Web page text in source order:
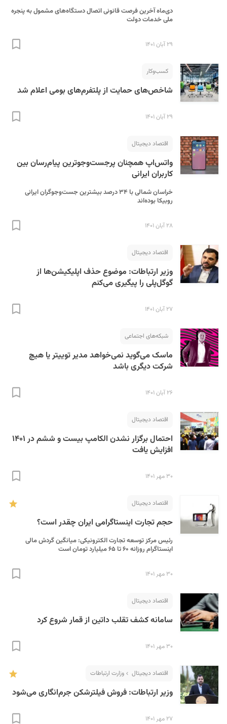
دی‌ماه آخرین فرصت قانونی اتصال دستگاه‌های مشمول به پنجره
ملی خدمات دولت
۲۹ آبان ۱۴۰۱
کسب‌و‌کار
شاخص‌های حمایت از پلتفرم‌های بومی اعلام شد
۲۹ آبان ۱۴۰۱
اقتصاد دیجیتال
واتس‌اپ همچنان پرجست‌وجوترین پیام‌رسان بین
کاربران ایرانی‌
خراسان شمالی با ۳۴ درصد بیشترین جست‌وجوگران ایرانی
روبیکا بوده‌اند
۲۸ آبان ۱۴۰۱
اقتصاد دیجیتال
وزیر ارتباطات: موضوع حذف اپلیکیشن‌ها از
گوگل‌پلی را پیگیری می‌کنم
۲۷ آبان ۱۴۰۱
شبکه‌های اجتماعی
ماسک می‌گوید نمی‌خواهد مدیر توییتر یا هیچ
شرکت دیگری باشد
۲۶ آبان ۱۴۰۱
اقتصاد دیجیتال
احتمال برگزار نشدن الکامپ بیست و ششم در ۱۴۰۱
افزایش یافت
۳۰ مهر ۱۴۰۱
اقتصاد دیجیتال
حجم تجارت اینستاگرامی ایران چقدر است؟
رئیس مرکز توسعه تجارت الکترونیکی: میانگین گردش مالی
اینستاگرام روزانه ۶۰ تا ۶۵ میلیارد تومان است
۳۰ مهر ۱۴۰۱
اقتصاد دیجیتال
سامانه کشف تقلب داتین از قمار شروع کرد
۳۰ مهر ۱۴۰۱
اقتصاد دیجیتال وزارت ارتباطات
وزیر ارتباطات: فروش فیلترشکن جرم‌انگاری می‌شود
۲۷ مهر ۱۴۰۱